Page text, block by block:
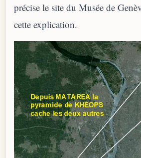
précise le site du Musée de
cette explication.